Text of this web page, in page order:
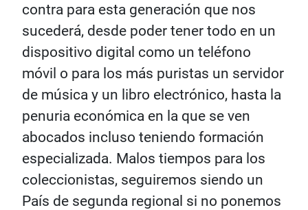
contra para esta generación que nos
sucederá, desde poder tener todo en un
dispositivo digital como un teléfono
móvil o para los más puristas un servidor
de música y un libro electrónico, hasta la
penuria económica en la que se ven
abocados incluso teniendo formación
especializada. Malos tiempos para los
coleccionistas, seguiremos siendo un
País de segunda regional si no ponemos